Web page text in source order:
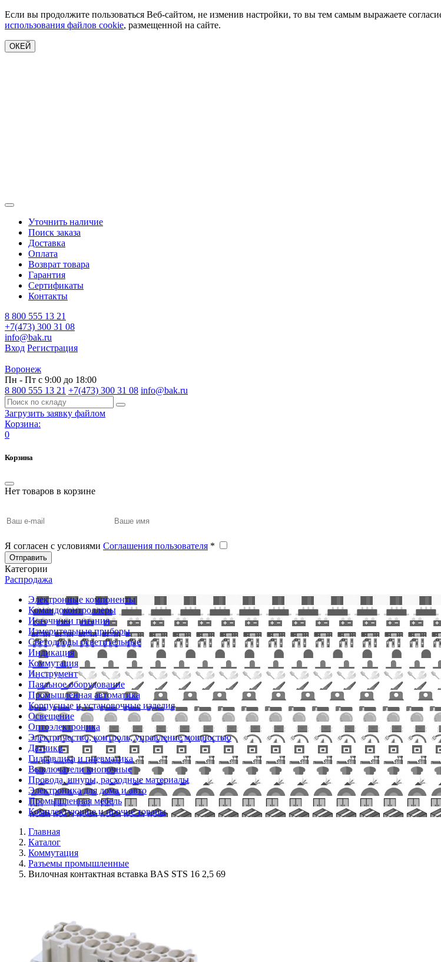
Если вы продолжите пользоваться Веб-сайтом, не изменив настройки, то вы тем самым выражаете
использования файлов cookie, размещенной на сайте.
ОКЕЙ
Уточнить наличие
Поиск заказа
Доставка
Оплата
Возврат товара
Гарантия
Сертификаты
Контакты
8 800 555 13 21
+7(473) 300 31 08
info@bak.ru
Вход Регистрация
Воронеж
Пн - Пт с 9:00 до 18:00
8 800 555 13 21 +7(473) 300 31 08 info@bak.ru
Загрузить заявку файлом
Корзина:
0
Корзина
Нет товаров в корзине
Я согласен с условиями Соглашения пользователя *
Отправить
Категории
Распродажа
Электронные компоненты
Командоконтроллеры
Источники питания
Измерительные приборы
Светодиоды осветительные
Индикация
Коммутация
Инструмент
Паяльное оборудование
Промышленная автоматика
Корпусные и установочные изделия
Освещение
Оптоэлектроника
Электричество, контроль, управление мощностью
Датчики
Гидравлика и пневматика
Выключатели кнопочные
Провода, шнуры, расходные материалы
Электроника для дома и авто
Промышленная мебель
Комплектующие и прочие товары
Главная
Каталог
Коммутация
Разъемы промышленные
Вилочная контактная вставка BAS STS 16 2,5 69